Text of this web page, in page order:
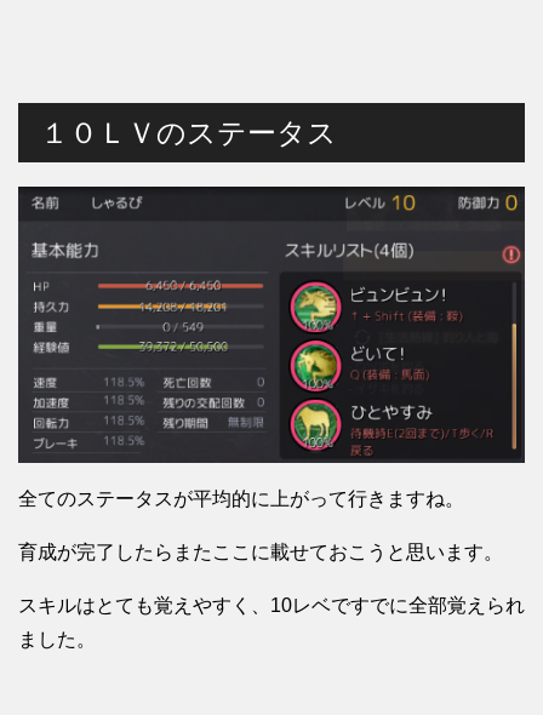
１０ＬＶのステータス
全てのステータスが平均的に上がって行きますね。
育成が完了したらまたここに載せておこうと思います。
スキルはとても覚えやすく、10レベですでに全部覚えられ
ました。